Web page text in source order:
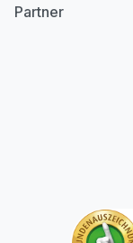
Partner